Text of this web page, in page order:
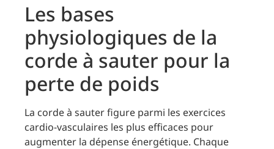
Les bases
physiologiques de la
corde à sauter pour la
perte de poids
La corde à sauter figure parmi les exercices
cardio-vasculaires les plus efficaces pour
augmenter la dépense énergétique. Chaque